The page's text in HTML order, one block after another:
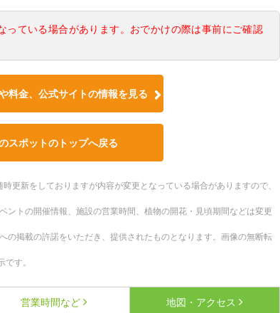
ている場合があります。おでかけの際は事前にご確認
料金、公式サイトの情報を見る
スポットのトップへ戻る
更新をしておりますが内容が変更となっている場合がありますので、
ントの開催情報、施設の営業時間、植物の開花・見頃期間などは変更
の掲載の許諾をいただき、提供されたものとなります。画像の無断転
す。
営業時間など 地図・アクセス